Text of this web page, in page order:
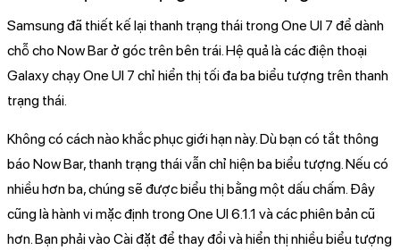
Samsung đã thiết kế lại thanh trạng thái trong One UI 7 để dành
chỗ cho Now Bar ở góc trên bên trái. Hệ quả là các điện thoại
Galaxy chạy One UI 7 chỉ hiển thị tối đa ba biểu tượng trên thanh
trạng thái.
Không có cách nào khắc phục giới hạn này. Dù bạn có tắt thông
báo Now Bar, thanh trạng thái vẫn chỉ hiện ba biểu tượng. Nếu có
nhiều hơn ba, chúng sẽ được biểu thị bằng một dấu chấm. Đây
cũng là hành vi mặc định trong One UI 6.1.1 và các phiên bản cũ
hơn. Bạn phải vào Cài đặt để thay đổi và hiển thị nhiều biểu tượng